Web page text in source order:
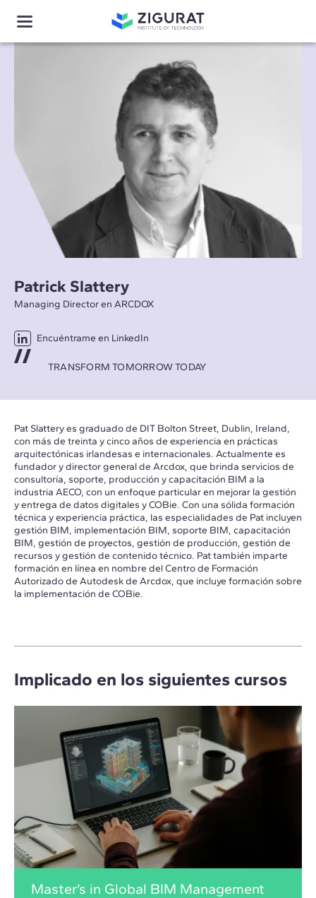
Patrick Slattery
Managing Director en ARCDOX
Encuéntrame en LinkedIn
TRANSFORM TOMORROW TODAY
Pat Slattery es graduado de DIT Bolton Street, Dublin, Ireland,
con más de treinta y cinco años de experiencia en prácticas
arquitectónicas irlandesas e internacionales. Actualmente es
fundador y director general de Arcdox, que brinda servicios de
consultoría, soporte, producción y capacitación BIM a la
industria AECO, con un enfoque particular en mejorar la gestión
y entrega de datos digitales y COBie. Con una sólida formación
técnica y experiencia práctica, las especialidades de Pat incluyen
gestión BIM, implementación BIM, soporte BIM, capacitación
BIM, gestión de proyectos, gestión de producción, gestión de
recursos y gestión de contenido técnico. Pat también imparte
formación en línea en nombre del Centro de Formación
Autorizado de Autodesk de Arcdox, que incluye formación sobre
la implementación de COBie.
Implicado en los siguientes cursos
Master’s in Global BIM Management